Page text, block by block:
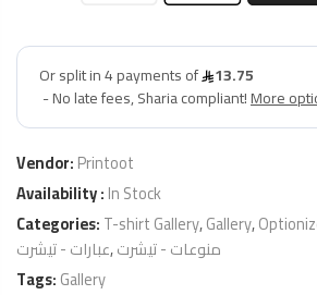
Vendor:Printoot
Availability :In Stock
Categories:T-shirt Gallery,Gallery,
عبارات - تيشرت,منوعات - تيشرت
Tags:Gallery